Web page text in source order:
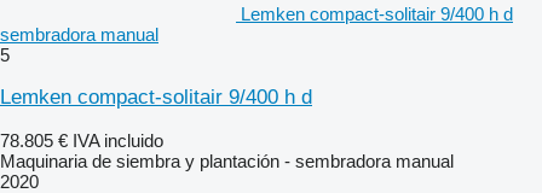
Lemken compact-solitair 9/400 h d
sembradora manual
5
Lemken compact-solitair 9/400 h d
78.805 € IVA incluido
Maquinaria de siembra y plantación - sembradora manual
2020